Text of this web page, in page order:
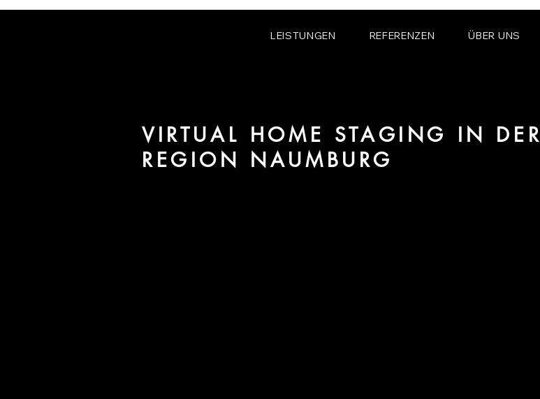
LEISTUNGEN REFERENZEN ÜBER UNS
VIRTUAL HOME STAGING IN DER
REGION NAUMBURG